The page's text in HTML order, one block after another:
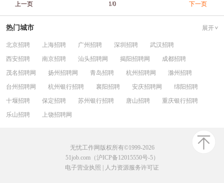
上一页 1/0 下一页
热门城市 展开
北京招聘 上海招聘 广州招聘 深圳招聘
武汉招聘
西安招聘
南京招聘 汕头招聘网 揭阳招聘网
成都招聘
茂名招聘网
扬州招聘网 青岛招聘 杭州招聘网
滁州招聘
台州招聘网
杭州银行招聘 襄阳招聘 安庆招聘网
绵阳招聘
十堰招聘
保定招聘 苏州银行招聘 唐山招聘
重庆银行招聘
乐山招聘
上饶招聘网
无忧工作网版权所有©1999-2026
51job.com（沪ICP备12015550号-5）
电子营业执照
人力资源服务许可证